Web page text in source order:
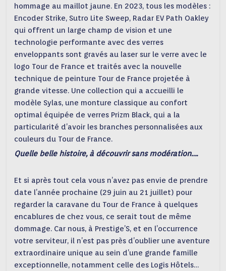
hommage au maillot jaune. En 2023, tous les modèles :
Encoder Strike, Sutro Lite Sweep, Radar EV Path Oakley
qui offrent un large champ de vision et une
technologie performante avec des verres
enveloppants sont gravés au laser sur le verre avec le
logo Tour de France et traités avec la nouvelle
technique de peinture Tour de France projetée à
grande vitesse. Une collection qui a accueilli le
modèle Sylas, une monture classique au confort
optimal équipée de verres Prizm Black, qui a la
particularité d’avoir les branches personnalisées aux
couleurs du Tour de France.
Quelle belle histoire, à découvrir sans modération….
Et si après tout cela vous n’avez pas envie de prendre
date l’année prochaine (29 juin au 21 juillet) pour
regarder la caravane du Tour de France à quelques
encablures de chez vous, ce serait tout de même
dommage. Car nous, à Prestige’S, et en l’occurrence
votre serviteur, il n’est pas près d’oublier une aventure
extraordinaire unique au sein d’une grande famille
exceptionnelle, notamment celle des Logis Hôtels…